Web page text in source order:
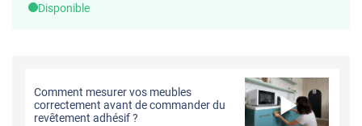
Disponible
Comment mesurer vos meubles
correctement avant de commander du
revêtement adhésif ?